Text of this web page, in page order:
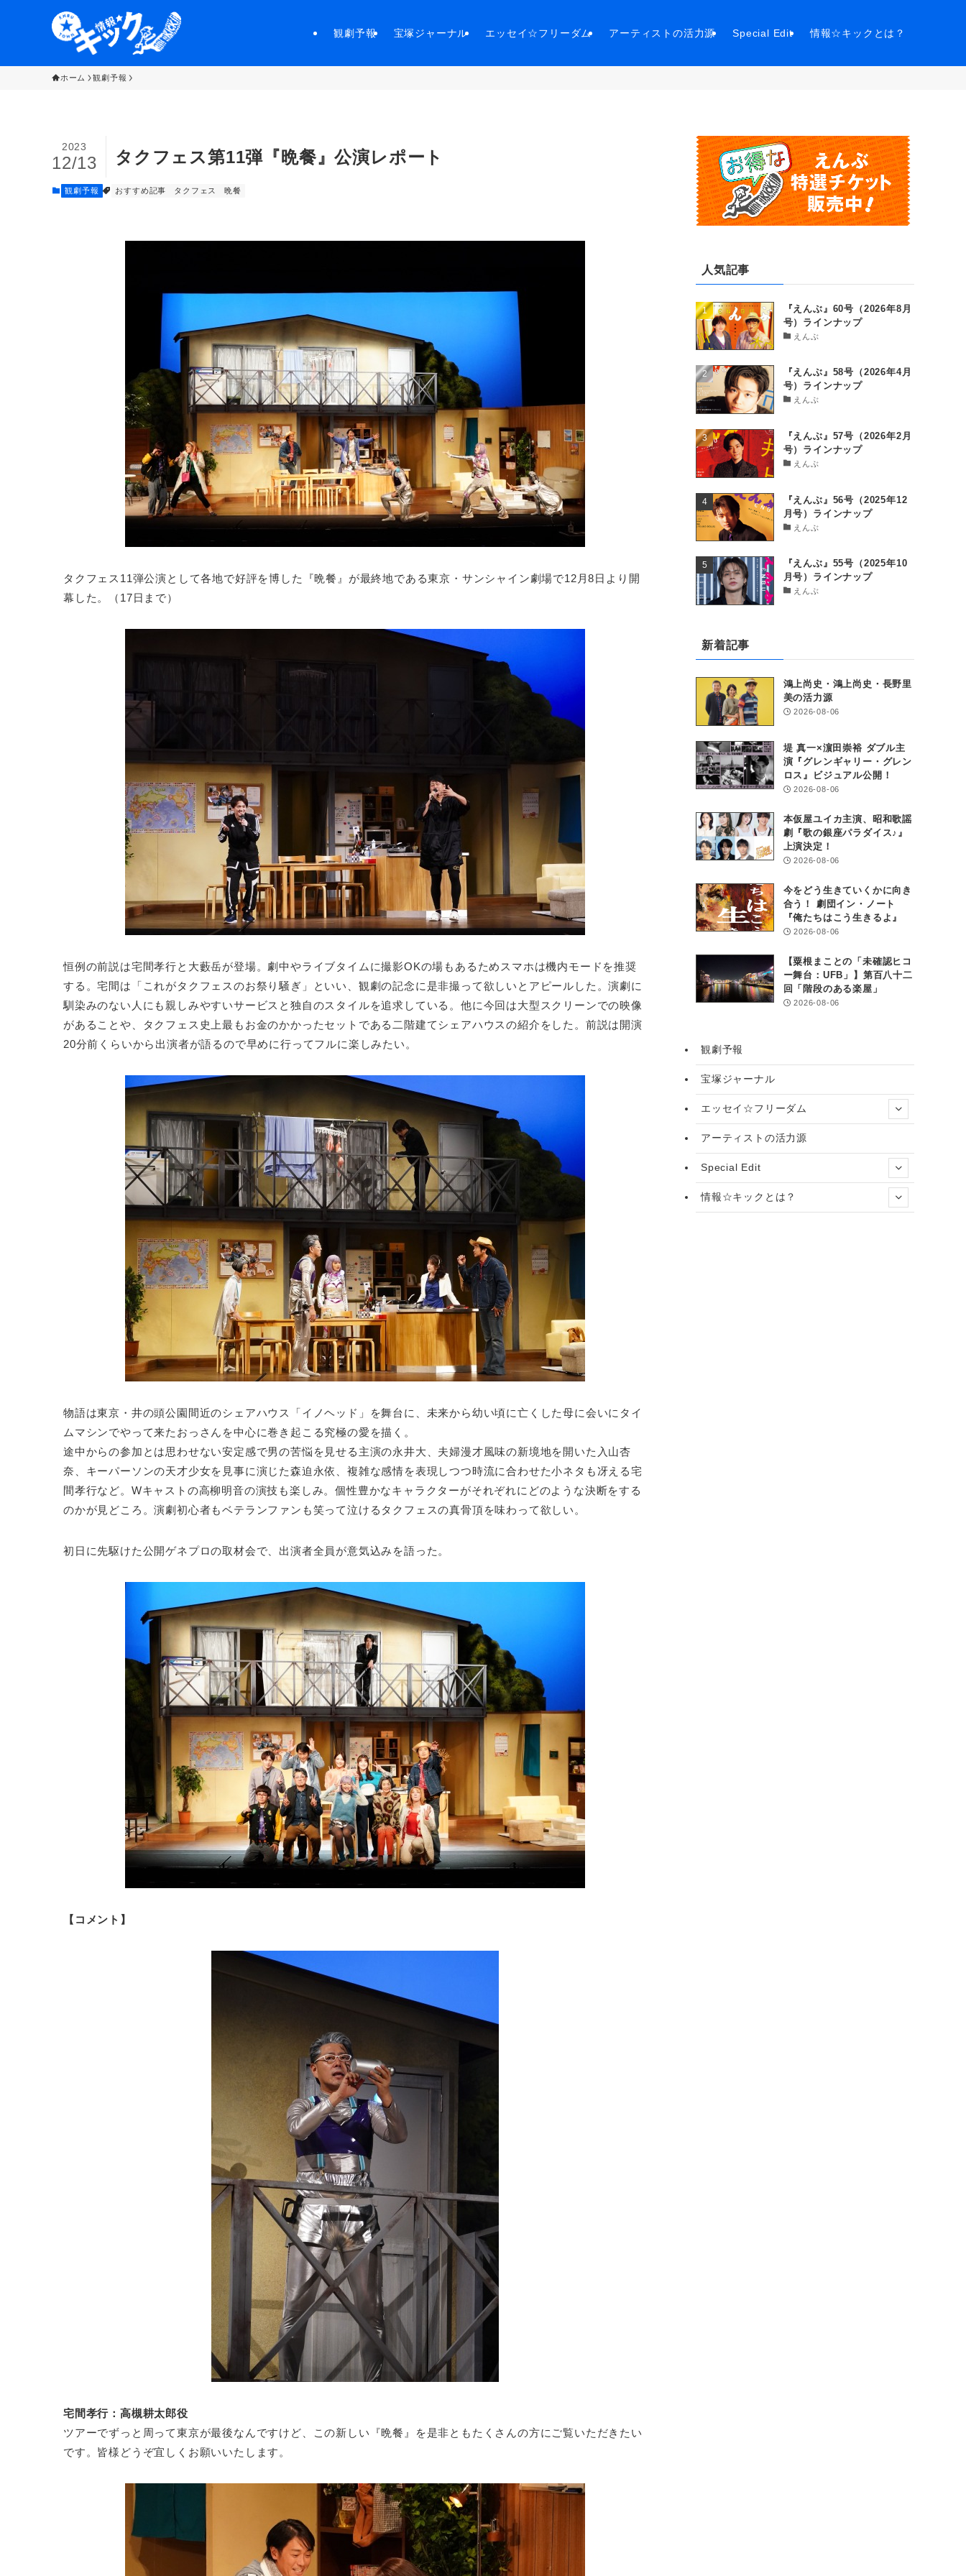
観劇予報 宝塚ジャーナル エッセイ☆フリーダム アーティストの活力源 Special Edit 情報☆キックとは？
ホーム 観劇予報
タクフェス第11弾『晩餐』公演レポート
2023
12/13
観劇予報 おすすめ記事 タクフェス 晩餐
タクフェス11弾公演として各地で好評を博した『晩餐』が最終地である東京・サンシャイン劇場で12月8日より開
幕した。（17日まで）
恒例の前説は宅間孝行と大藪岳が登場。劇中やライブタイムに撮影OKの場もあるためスマホは機内モードを推奨
する。宅間は「これがタクフェスのお祭り騒ぎ」といい、観劇の記念に是非撮って欲しいとアピールした。演劇に
馴染みのない人にも親しみやすいサービスと独自のスタイルを追求している。他に今回は大型スクリーンでの映像
があることや、タクフェス史上最もお金のかかったセットである二階建てシェアハウスの紹介をした。前説は開演
20分前くらいから出演者が語るので早めに行ってフルに楽しみたい。
物語は東京・井の頭公園間近のシェアハウス「イノヘッド」を舞台に、未来から幼い頃に亡くした母に会いにタイ
ムマシンでやって来たおっさんを中心に巻き起こる究極の愛を描く。
途中からの参加とは思わせない安定感で男の苦悩を見せる主演の永井大、夫婦漫才風味の新境地を開いた入山杏
奈、キーパーソンの天才少女を見事に演じた森迫永依、複雑な感情を表現しつつ時流に合わせた小ネタも冴える宅
間孝行など。Wキャストの高柳明音の演技も楽しみ。個性豊かなキャラクターがそれぞれにどのような決断をする
のかが見どころ。演劇初心者もベテランファンも笑って泣けるタクフェスの真骨頂を味わって欲しい。
初日に先駆けた公開ゲネプロの取材会で、出演者全員が意気込みを語った。
【コメント】
宅間孝行：高槻耕太郎役
ツアーでずっと周って東京が最後なんですけど、この新しい『晩餐』を是非ともたくさんの方にご覧いただきたい
です。皆様どうぞ宜しくお願いいたします。
人気記事
『えんぶ』60号（2026年8月
号）ラインナップ
えんぶ
『えんぶ』58号（2026年4月
号）ラインナップ
えんぶ
『えんぶ』57号（2026年2月
号）ラインナップ
えんぶ
『えんぶ』56号（2025年12
月号）ラインナップ
えんぶ
『えんぶ』55号（2025年10
月号）ラインナップ
えんぶ
新着記事
鴻上尚史・鴻上尚史・長野里
美の活力源
2026-08-06
堤 真一×濵田崇裕 ダブル主
演『グレンギャリー・グレン
ロス』ビジュアル公開！
2026-08-06
本仮屋ユイカ主演、昭和歌謡
劇『歌の銀座パラダイス♪』
上演決定！
2026-08-06
今をどう生きていくかに向き
合う！ 劇団イン・ノート
『俺たちはこう生きるよ』
2026-08-06
【粟根まことの「未確認ヒコ
ー舞台：UFB」】第百八十二
回「階段のある楽屋」
2026-08-06
観劇予報
宝塚ジャーナル
エッセイ☆フリーダム
アーティストの活力源
Special Edit
情報☆キックとは？